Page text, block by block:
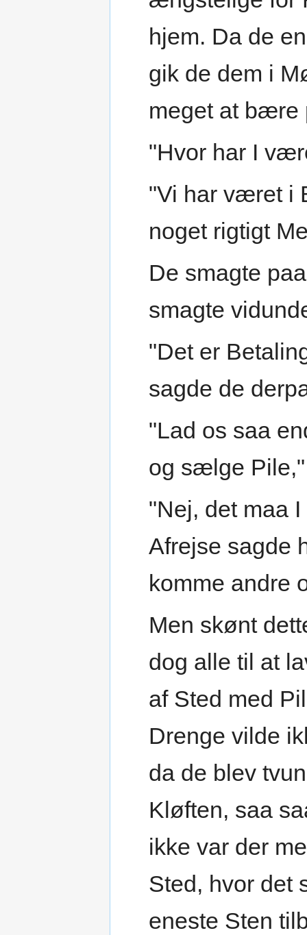
hjem. Da de
gik de dem i
meget at bære
"Hvor har I
"Vi har været i
noget rigtigt
De smagte
smagte
"Det er
sagde de
"Lad os saa
og sælge
"Nej, det maa
Afrejse sagde
komme andre
Men skønt
dog alle til at
af Sted med
Drenge vilde
da de blev
Kløften, saa
ikke var der
Sted, hvor det
eneste Sten